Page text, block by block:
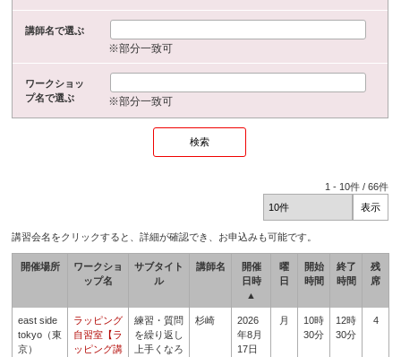
講師名で選ぶ
※部分一致可
ワークショッ
プ名で選ぶ
※部分一致可
1 - 10件 /66件
講習会名をクリックすると、詳細が確認でき、お申込みも可能です。
開催場所
ワークショ
ップ名
サブタイト
ル
講師名
開催
日時
▲
曜
日
開始
時間
終了
時間
残
席
east side
tokyo（東
京）
ラッピング
自習室【ラ
ッピング講
練習・質問
を繰り返し
上手くなろ
杉崎
2026
年8月
17日
月
10時
30分
12時
30分
4